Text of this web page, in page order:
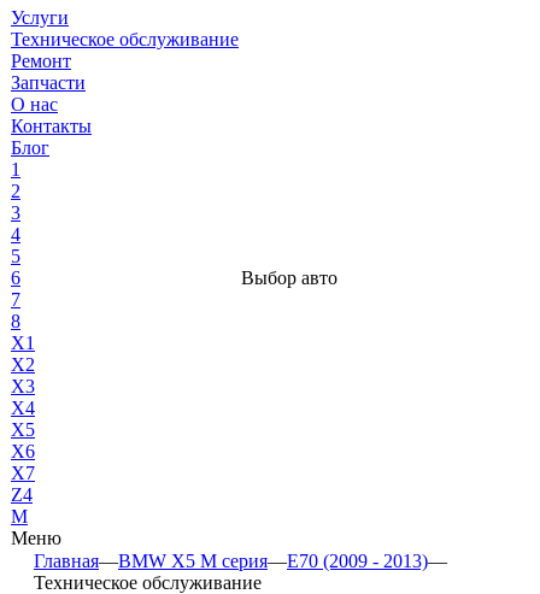
Услуги
Техническое обслуживание
Ремонт
Запчасти
О нас
Контакты
Блог
1
2
3
4
5
6
7
8
X1
X2
X3
X4
X5
X6
X7
Z4
М
Меню
Выбор авто
Главная—BMW X5 M серия—E70 (2009 - 2013)—
Техническое обслуживание